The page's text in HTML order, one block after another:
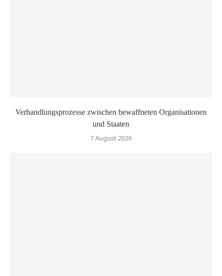
Verhandlungsprozesse zwischen bewaffneten Organisationen
und Staaten
7 August 2026